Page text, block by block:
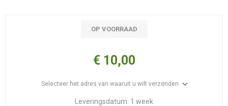
OP VOORRAAD
€ 10,00
Selecteer het adres van waaruit u wilt verzenden
Leveringsdatum: 1 week